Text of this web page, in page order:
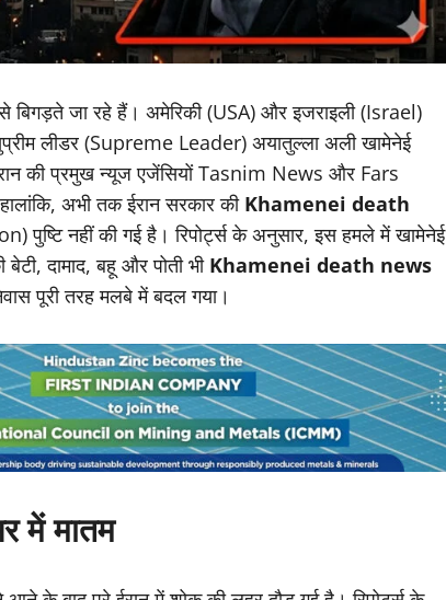
जा रहे हैं। अमेरिकी (USA) और इजराइली (Israel)
लीडर (Supreme Leader) अयातुल्ला अली खामेनेई
की प्रमुख न्यूज एजेंसियों Tasnim News और Fars
अभी तक ईरान सरकार की Khamenei death
नहीं की गई है। रिपोर्ट्स के अनुसार, इस हमले में खामेनेई
दामाद, बहू और पोती भी Khamenei death news
पूरी तरह मलबे में बदल गया।
में मातम